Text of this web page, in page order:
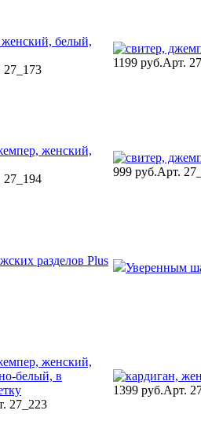
27_173
1199 руб.Арт.
27_194
999 руб.Арт.
разделов Plus
Уверенным
27_223
1399 руб.Арт.